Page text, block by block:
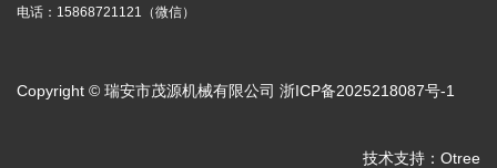
电话：15868721121（微信）
Copyright © 瑞安市茂源机械有限公司 浙ICP备2025218087号-1
技术支持： Otree